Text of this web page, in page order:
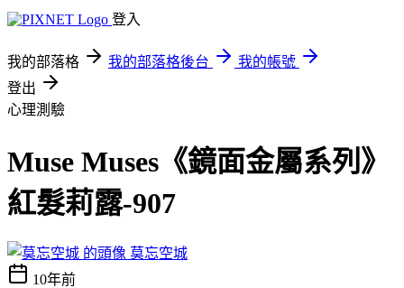
登入
我的部落格 我的部落格後台
我的帳號
登出
心理測驗
Muse Muses《鏡面金屬系列》
紅髮莉露-907
莫忘空城
10年前